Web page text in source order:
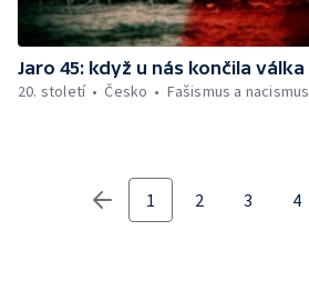
Jaro 45: když u nás končila válka
20. století
Česko Fašismus a nacismus
1 2 3 4